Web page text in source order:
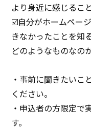
より身近に感じるこ
☑️自分がホームペー
きなかったことを知
どのようなものなの
・事前に聞きたいこ
ください。
・申込者の方限定で
す。